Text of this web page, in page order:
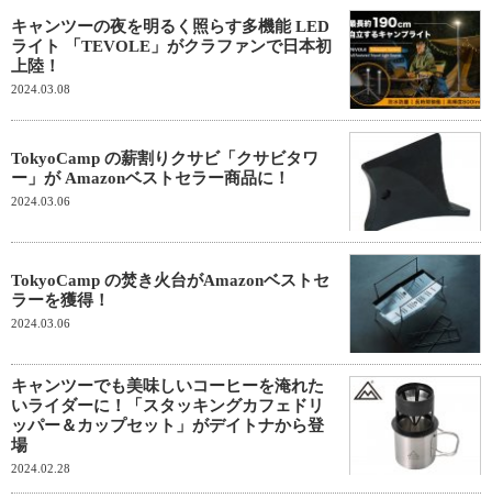
キャンツーの夜を明るく照らす多機能 LED
ライト 「TEVOLE」がクラファンで日本初
上陸！
2024.03.08
TokyoCamp の薪割りクサビ「クサビタワ
ー」が Amazonベストセラー商品に！
2024.03.06
TokyoCamp の焚き火台がAmazonベストセ
ラーを獲得！
2024.03.06
キャンツーでも美味しいコーヒーを淹れた
いライダーに！「スタッキングカフェドリ
ッパー＆カップセット」がデイトナから登
場
2024.02.28